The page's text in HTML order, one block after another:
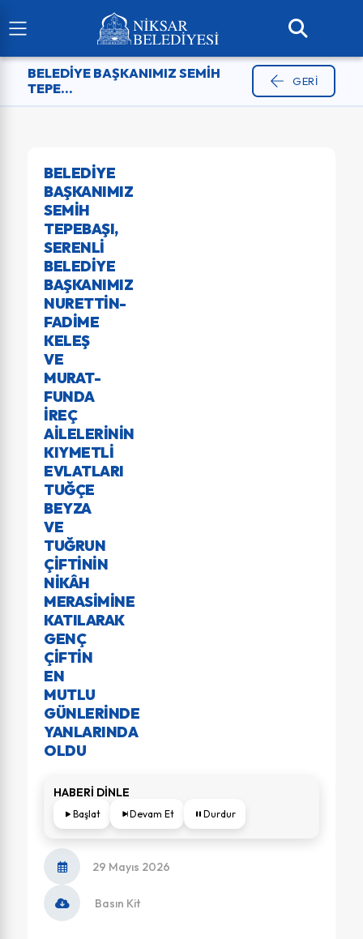
BELEDIYE BAŞKANIMIZ SEMIH
TEPE...
GERI
BELEDIYE
BAŞKANIMIZ
SEMIH
TEPEBAŞI,
SERENLI
BELEDIYE
BAŞKANIMIZ
NURETTIN-
FADIME
KELEŞ
VE
MURAT-
FUNDA
İREÇ
AILELERININ
KIYMETLI
EVLATLARI
TUĞÇE
BEYZA
VE
TUĞRUN
ÇIFTININ
NIKÂH
MERASIMINE
KATILARAK
GENÇ
ÇIFTIN
EN
MUTLU
GÜNLERINDE
YANLARINDA
OLDU
HABERİ DİNLE
Başlat Devam Et Durdur
29 Mayıs 2026
Basın Kit